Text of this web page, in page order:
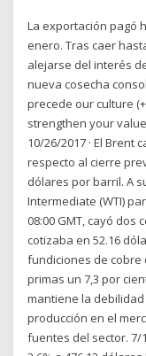
La exportación pagó
enero. Tras caer
alejarse del interés
nueva cosecha
precede our culture
strengthen your
10/26/2017 · El Brent
respecto al cierre
dólares por barril. A
Intermediate (WTI)
08:00 GMT, cayó dos
cotizaba en 52.16
fundiciones de cobre
primas un 7,3 por
mantiene la
producción en el
fuentes del sector. 7/